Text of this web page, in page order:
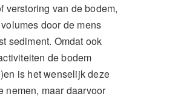
verstoring van de bodem,
door de mens
sediment. Omdat ook
de bodem
is het wenselijk deze
nemen, maar daarvoor